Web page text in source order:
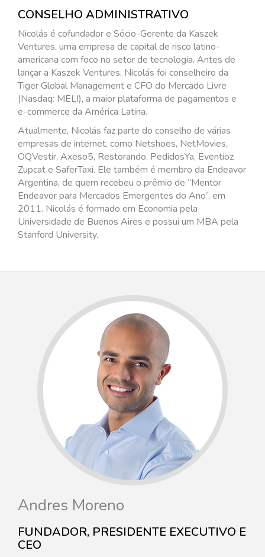
CONSELHO ADMINISTRATIVO
Nicolás é cofundador e Sócio-Gerente da Kaszek
Ventures, uma empresa de capital de risco latino-
americana com foco no setor de tecnologia. Antes de
lançar a Kaszek Ventures, Nicolás foi conselheiro da
Tiger Global Management e CFO do Mercado Livre
(Nasdaq: MELI), a maior plataforma de pagamentos e
e-commerce da América Latina.
Atualmente, Nicolás faz parte do conselho de várias
empresas de internet, como Netshoes, NetMovies,
OQVestir, Axeso5, Restorando, PedidosYa, Eventioz
Zupcat e SaferTaxi. Ele também é membro da Endeavor
Argentina, de quem recebeu o prêmio de “Mentor
Endeavor para Mercados Emergentes do Ano”, em
2011. Nicolás é formado em Economia pela
Universidade de Buenos Aires e possui um MBA pela
Stanford University.
Andres Moreno
FUNDADOR, PRESIDENTE EXECUTIVO E
CEO